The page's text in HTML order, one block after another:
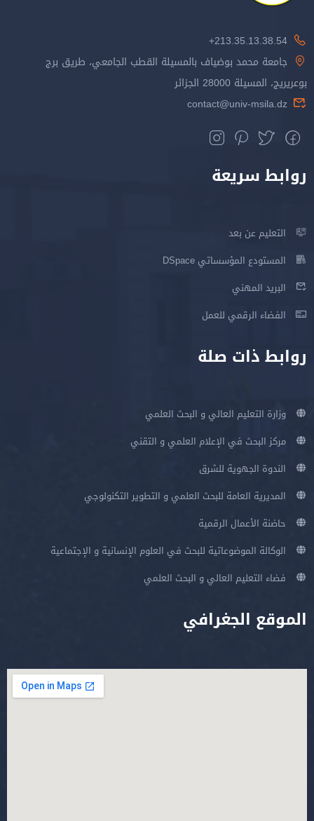
213.35.13.38.54+
جامعة محمد بوضياف بالمسيلة القطب الجامعي، طريق برج
بوعريريج، المسيلة 28000 الجزائر
contact@univ-msila.dz
روابط سريعة
التعليم عن بعد
المستودع المؤسساتي DSpace
البريد المهني
الفضاء الرقمي للعمل
روابط ذات صلة
وزارة التعليم العالي و البحث العلمي
مركز البحث في الإعلام العلمي و التقني
الندوة الجهوية للشرق
المديرية العامة للبحث العلمي و التطوير التكنولوجي
حاضنة الأعمال الرقمية
الوكالة الموضوعاتية للبحث في العلوم الإنسانية و الإجتماعية
فضاء التعليم العالي و البحث العلمي
الموقع الجغرافي